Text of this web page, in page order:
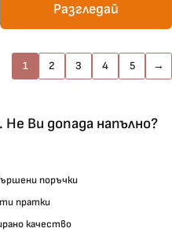
Разгледай
1 2 3 4 5 →
Ви допада напълно?
поръчки
пратки
качество